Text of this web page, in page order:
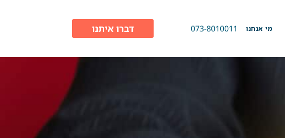
מי אנחנו 073-8010011 דברו איתנו